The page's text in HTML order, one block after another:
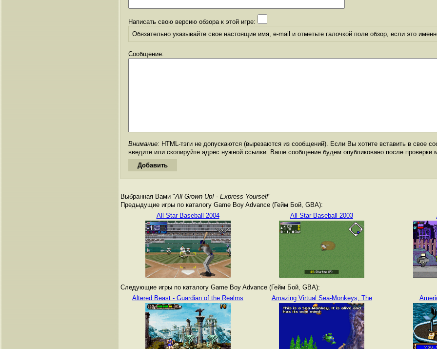
Написать свою версию обзора к этой игре:
Обязательно указывайте свое настоящие имя, e-mail и отметьте галочкой поле обзор, если это
Сообщение:
Внимание: HTML-тэги не допускаются (вырезаются из сообщений). Если Вы хотите вставить в свое
введите или скопируйте адрес нужной ссылки. Ваше сообщение будем опубликовано после проверки
Выбранная Вами "All Grown Up! - Express Yourself"
Предыдущие игры по каталогу Game Boy Advance (Гейм Бой, GBA):
All-Star Baseball 2004
All-Star Baseball 2003
Следующие игры по каталогу Game Boy Advance (Гейм Бой, GBA):
Altered Beast - Guardian of the Realms
Amazing Virtual Sea-Monkeys, The